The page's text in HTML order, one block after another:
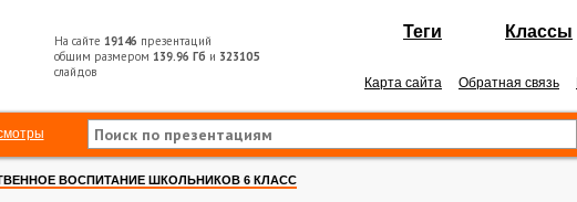
На сайте 19146 презентаций
общим размером 139.96 Гб и 323105
слайдов
Теги Классы
Карта сайта Обратная связь
ВОСПИТАНИЕ ШКОЛЬНИКОВ 6 КЛАСС